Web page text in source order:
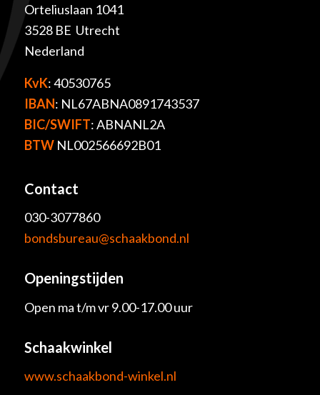
Orteliuslaan 1041
3528 BE Utrecht
Nederland
KvK: 40530765
IBAN: NL67ABNA0891743537
BIC/SWIFT: ABNANL2A
BTWNL002566692B01
Contact
030-3077860
bondsbureau@schaakbond.nl
Openingstijden
Open ma t/m vr 9.00-17.00 uur
Schaakwinkel
www.schaakbond-winkel.nl